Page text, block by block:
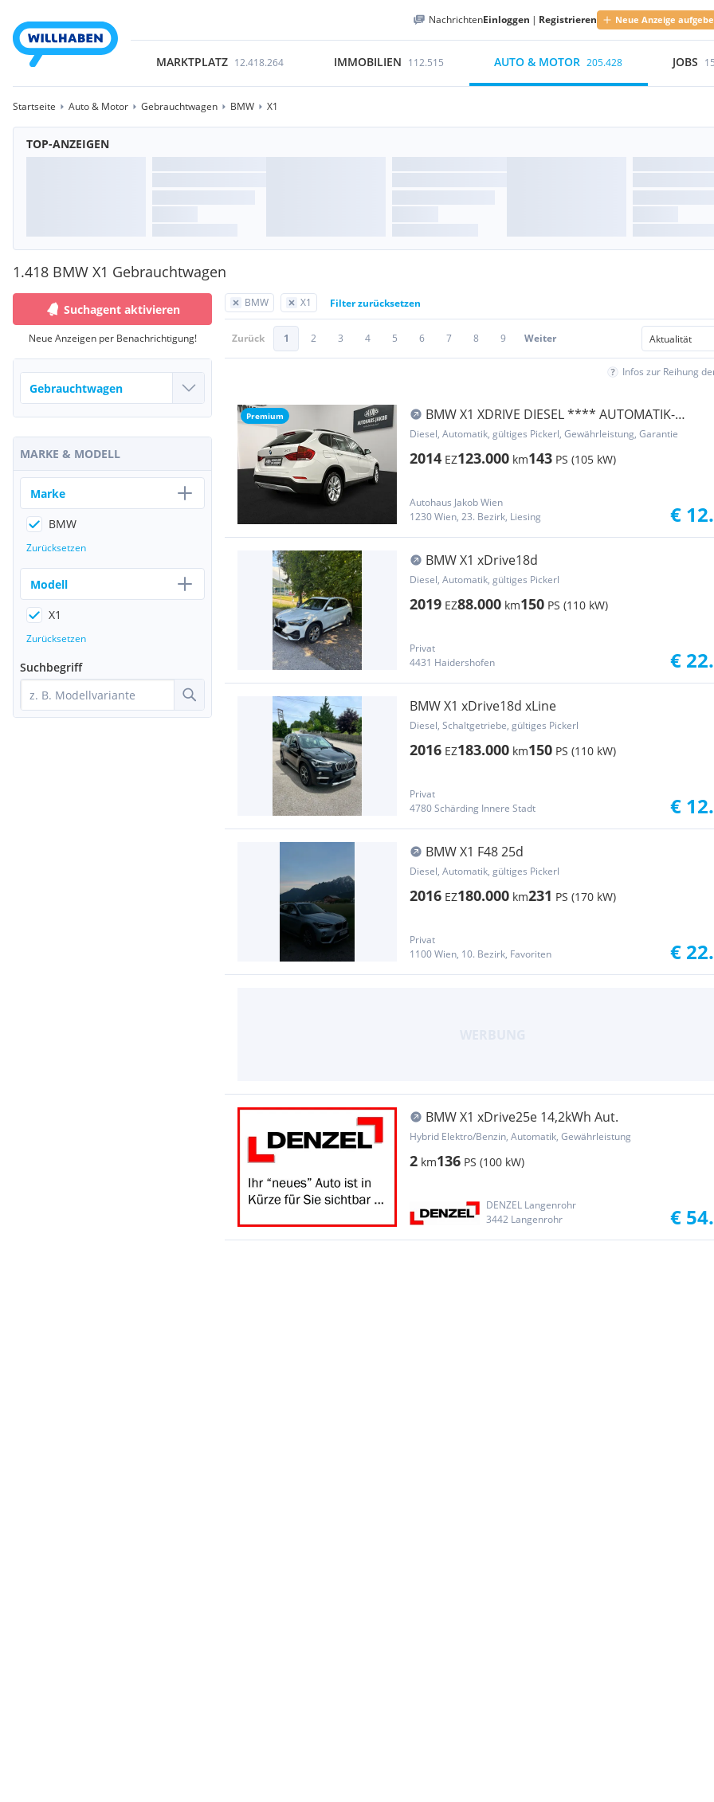
NachrichtenEinloggen | Registrieren Neue Anzeige
MARKTPLATZ 12.418.264 IMMOBILIEN 112.515 AUTO & MOTOR 205.428 JOBS
Startseite Auto & Motor Gebrauchtwagen BMW X1
TOP-ANZEIGEN
1.418 BMW X1 Gebrauchtwagen
BMW X1 Filter zurücksetzen
Zurück 1 2 3 4 5 6 7 8 9 Weiter
Infos zur Reihung
Premium
BMW X1 XDRIVE DIESEL **** AUTOMATIK-
TEMPOMAT-LEDER ...
Diesel, Automatik, gültiges Pickerl, Gewährleistung, Garantie
2014 EZ123.000 km143 PS (105 kW)
Autohaus Jakob Wien
1230 Wien, 23. Bezirk, Liesing
€
BMW X1 xDrive18d
Diesel, Automatik, gültiges Pickerl
2019 EZ88.000 km150 PS (110 kW)
Privat
4431 Haidershofen
€
BMW X1 xDrive18d xLine
Diesel, Schaltgetriebe, gültiges Pickerl
2016 EZ183.000 km150 PS (110 kW)
Privat
4780 Schärding Innere Stadt
€
BMW X1 F48 25d
Diesel, Automatik, gültiges Pickerl
2016 EZ180.000 km231 PS (170 kW)
Privat
1100 Wien, 10. Bezirk, Favoriten
€
BMW X1 xDrive25e 14,2kWh Aut.
Hybrid Elektro/Benzin, Automatik, Gewährleistung
2 km136 PS (100 kW)
DENZEL Langenrohr
3442 Langenrohr
€
Suchagent aktivieren
Neue Anzeigen per Benachrichtigung!
MARKE & MODELL
Marke
BMW
Zurücksetzen
Modell
X1
Zurücksetzen
Suchbegriff